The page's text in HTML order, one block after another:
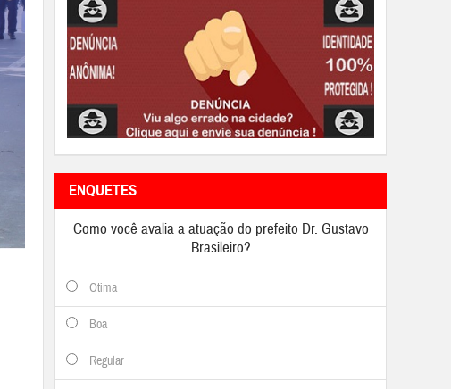
ENQUETES
Como você avalia a atuação do prefeito Dr. Gustavo
Brasileiro?
Otima
Boa
Regular